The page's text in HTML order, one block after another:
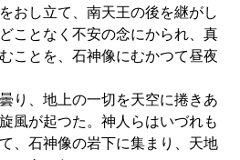
おし立て、南天王の後を継がし
ことなく不安の念にかられ、真
ことを、石神像にむかつて昼夜
り、地上の一切を天空に捲きあ
風が起つた。神人らはいづれも
、石神像の岩下に集まり、天地